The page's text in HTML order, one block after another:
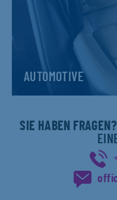
AUTOMOTIVE
SIE HABEN FRAGEN?